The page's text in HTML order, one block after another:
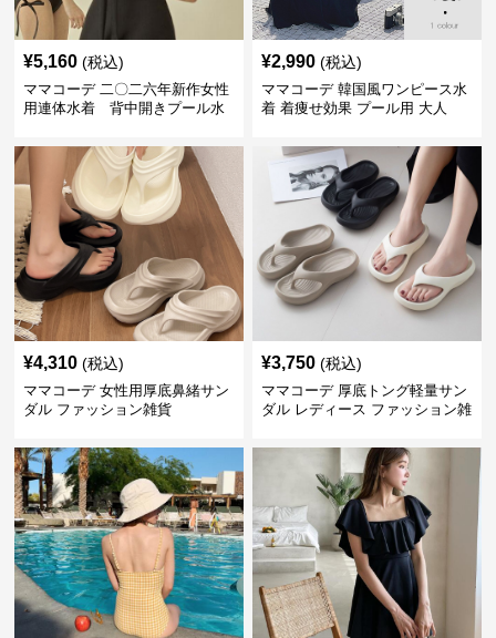
¥5,160 (税込)
ママコーデ 二〇二六年新作女性
用連体水着 背中開きプール水
¥2,990 (税込)
ママコーデ 韓国風ワンピース水
着 着痩せ効果 プール用 大人
¥4,310 (税込)
ママコーデ 女性用厚底鼻緒サン
ダル ファッション雑貨
¥3,750 (税込)
ママコーデ 厚底トング軽量サン
ダル レディース ファッション雑